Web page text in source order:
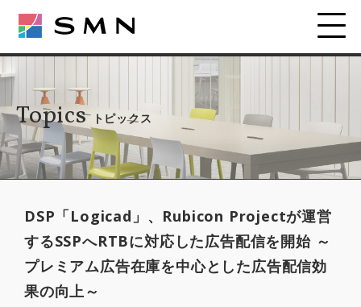
Topics トピックス
DSP「Logicad」、Rubicon Projectが運営
するSSPへRTBに対応した広告配信を開始 ～
プレミアム広告在庫を中心とした広告配信効
果の向上～